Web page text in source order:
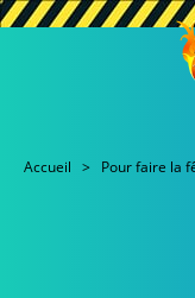
Accueil Pour faire la